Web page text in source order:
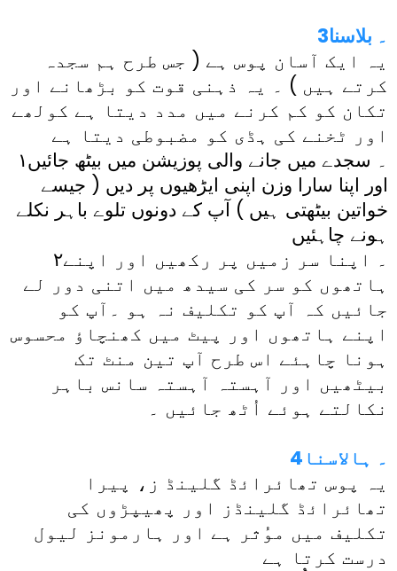
3۔ بلاسنا
یہ ایک آسان پوس ہے ( جس طرح ہم سجدہ
کرتے ہیں ) ۔ یہ ذہنی قوت کو بڑھانے اور
تکان کو کم کرنے میں مدد دیتا ہے کولھے
اور ٹخنے کی ہڈی کو مضبوطی دیتا ہے
۱۔ سجدے میں جانے والی پوزیشن میں بیٹھ جائیں
اور اپنا سارا وزن اپنی ایڑھیوں پر دیں ( جیسے
خواتین بیٹھتی ہیں ) آپ کے دونوں تلوے باہر نکلے
ہونے چاہئیں
۲۔ اپنا سر زمیں پر رکھیں اور اپنے
ہاتھوں کو سر کی سیدھ میں اتنی دور لے
جائیں کہ آپ کو تکلیف نہ ہو ۔آپ کو
اپنے ہاتھوں اور پیٹ میں کھنچاؤ محسوس
ہونا چاہئے اس طرح آپ تین منٹ تک
بیٹھیں اور آہستہ آہستہ سانس باہر
نکالتے ہوئے اُٹھ جائیں ۔
4۔ ہالاسنا
یہ پوس تھائرائڈ گلینڈ ز، پیرا
تھائرائڈ گلینڈز اور پھیپڑوں کی
تکلیف میں موُثر ہے اور ہارمونز لیول
درست کرتا ہے